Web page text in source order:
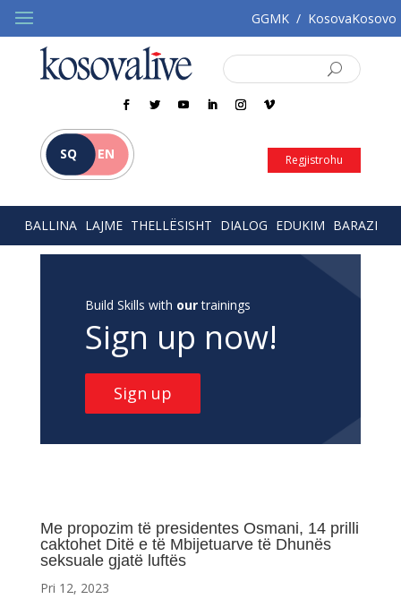
GGMK / KosovaKosovo
SQ EN Regjistrohu
BALLINA LAJME THELLËSISHT DIALOG EDUKIM BARAZI
Build Skills with ourtrainings
Sign up now!
Sign up
Me propozim të presidentes Osmani, 14 prilli
caktohet Ditë e të Mbijetuarve të Dhunës
seksuale gjatë luftës
Pri 12, 2023